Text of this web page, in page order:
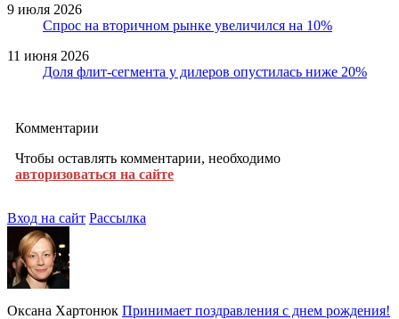
9 июля 2026
Спрос на вторичном рынке увеличился на 10%
11 июня 2026
Доля флит-сегмента у дилеров опустилась ниже 20%
Комментарии
Чтобы оставлять комментарии, необходимо
авторизоваться на сайте
Вход на сайт Рассылка
Оксана Хартонюк Принимает поздравления с днем рождения!